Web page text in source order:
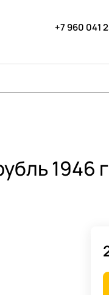
+7 960 041
1946